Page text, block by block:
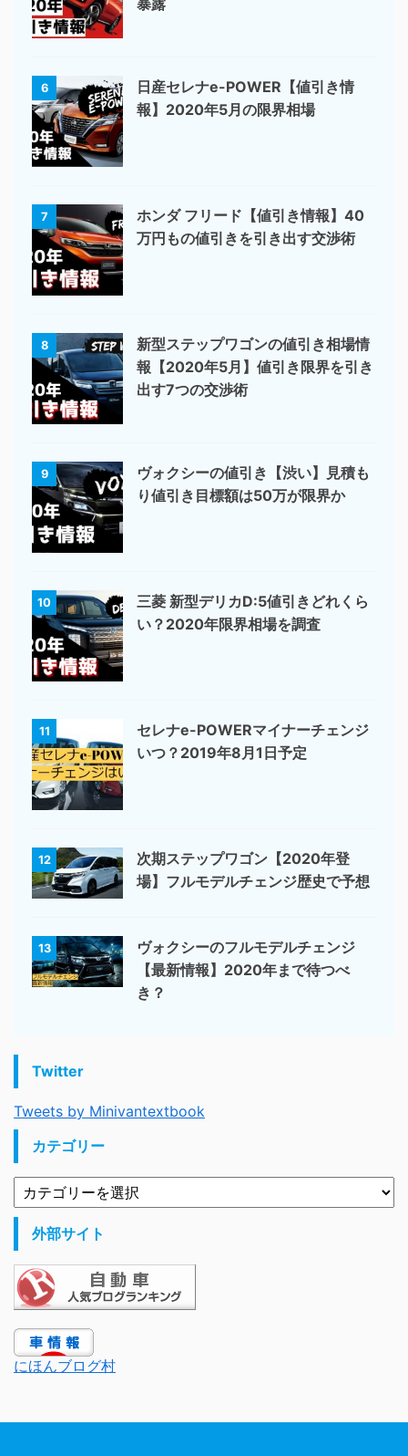
暴露
6
日産セレナe-POWER【値引き情
報】2020年5月の限界相場
7
ホンダ フリード【値引き情報】40
万円もの値引きを引き出す交渉術
8
新型ステップワゴンの値引き相場情
報【2020年5月】値引き限界を引き
出す7つの交渉術
9
ヴォクシーの値引き【渋い】見積も
り値引き目標額は50万が限界か
10
三菱 新型デリカD:5値引きどれくら
い？2020年限界相場を調査
11
セレナe-POWERマイナーチェンジ
いつ？2019年8月1日予定
12
次期ステップワゴン【2020年登
場】フルモデルチェンジ歴史で予想
13
ヴォクシーのフルモデルチェンジ
【最新情報】2020年まで待つべ
き？
Twitter
Tweets by Minivantextbook
カテゴリー
外部サイト
にほんブログ村